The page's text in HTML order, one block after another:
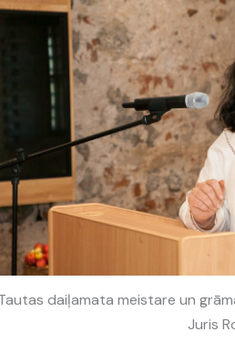
daiļamata meistare un
Juris